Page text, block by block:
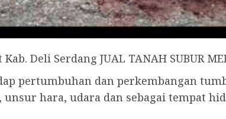
Deli Serdang JUAL TANAH SUBUR
pertumbuhan dan perkembangan
hara, udara dan sebagai tempat